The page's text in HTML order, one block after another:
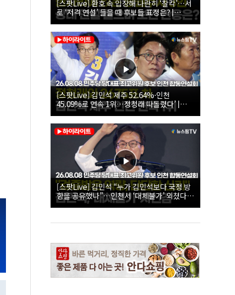
[스팟Live] 환호 속 입장해 나란히 ‘찰칵’…서
로 ‘저격 연설’ 들을 때 후보들 표정은? |
26.08.08 더불어민주당 당대표·최고위원 후
보 인천 합동연설회
[스팟Live] 김민석 제주 52.64%·인천
45.09%로 연속 1위…정청래 따돌렸다’ |
26.08.08 더불어민주당 당대표·최고위원 후
보 인천 합동연설회
[스팟Live] 김민석 “누가 김민석보다 국정 방
향을 공유했나”…인천서 ‘대체불가’ 외쳤다 |
26.08.08 더불어민주당 당대표·최고위원 후